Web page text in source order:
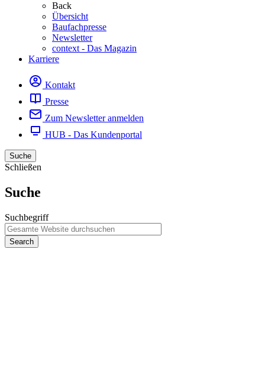
Back
Übersicht
Baufachpresse
Newsletter
context - Das Magazin
Karriere
Kontakt
Presse
Zum Newsletter anmelden
HUB - Das Kundenportal
Suche
Schließen
Suche
Suchbegriff